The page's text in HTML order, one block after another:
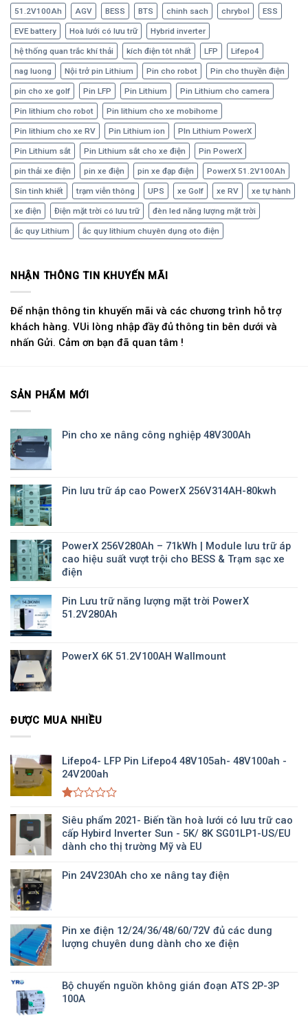
51.2V100Ah AGV BESS BTS chinh sach chrybol ESS
EVE battery Hoà lưới có lưu trữ Hybrid inverter
hệ thống quan trắc khí thải kích điện tôt nhất LFP Lifepo4
nag luong Nội trở pin Lithium Pin cho robot Pin cho thuyền điện
pin cho xe golf Pin LFP Pin Lithium Pin Lithium cho camera
Pin lithium cho robot Pin lithium cho xe mobihome
Pin lithium cho xe RV Pin Lithium ion PIn Lithium PowerX
Pin Lithium sắt Pin Lithium sắt cho xe điện Pin PowerX
pin thải xe điện pin xe điện pin xe đạp điện PowerX 51.2V100Ah
Sin tinh khiết trạm viễn thông UPS xe Golf xe RV xe tự hành
xe điện Điện mặt trời có lưu trữ đèn led năng lượng mặt trời
ắc quy Lithium ắc quy lithium chuyên dụng oto điện
NHẬN THÔNG TIN KHUYẾN MÃI
Để nhận thông tin khuyến mãi và các chương trình hỗ trợ
khách hàng. VUi lòng nhập đầy đủ thông tin bên dưới và
nhấn Gửi. Cảm ơn bạn đã quan tâm !
SẢN PHẨM MỚI
Pin cho xe nâng công nghiệp 48V300Ah
Pin lưu trữ áp cao PowerX 256V314AH-80kwh
PowerX 256V280Ah – 71kWh | Module lưu trữ áp
cao hiệu suất vượt trội cho BESS & Trạm sạc xe
điện
Pin Lưu trữ năng lượng mặt trời PowerX
51.2V280Ah
PowerX 6K 51.2V100AH Wallmount
ĐƯỢC MUA NHIỀU
Lifepo4- LFP Pin Lifepo4 48V105ah- 48V100ah -
24V200ah
xếp
hạng
1.00
5
Siêu phẩm 2021- Biến tần hoà lưới có lưu trữ cao
cấp Hybird Inverter Sun - 5K/ 8K SG01LP1-US/EU
dành cho thị trường Mỹ và EU
Pin 24V230Ah cho xe nâng tay điện
Pin xe điện 12/24/36/48/60/72V đủ các dung
lượng chuyên dung dành cho xe điện
Bộ chuyển nguồn không gián đoạn ATS 2P-3P
100A